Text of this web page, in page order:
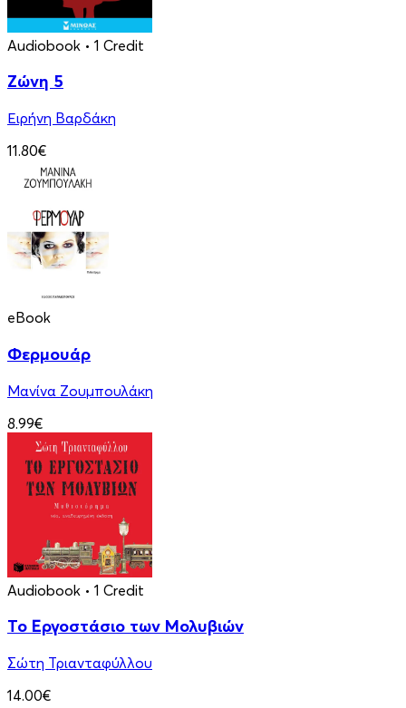
Audiobook • 1 Credit
Ζώνη 5
Ειρήνη Βαρδάκη
11.80€
eBook
Φερμουάρ
Μανίνα Ζουμπουλάκη
8.99€
Audiobook • 1 Credit
Το Εργοστάσιο των Μολυβιών
Σώτη Τριανταφύλλου
14.00€